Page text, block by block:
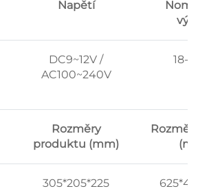
Napětí
DC9~12V /
AC100~240V
18-
Rozměry
produktu (mm)
305*205*225